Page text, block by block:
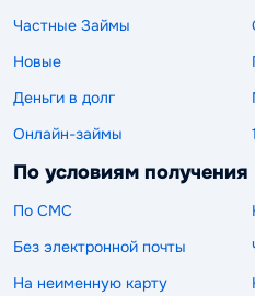
Частные Займы
Новые
Деньги в долг
Онлайн-займы
По условиям получения
По СМС
Без электронной почты
На неименную карту